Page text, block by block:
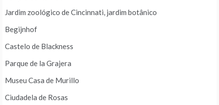
Jardim zoológico de Cincinnati, jardim botânico
Begijnhof
Castelo de Blackness
Parque de la Grajera
Museu Casa de Murillo
Ciudadela de Rosas